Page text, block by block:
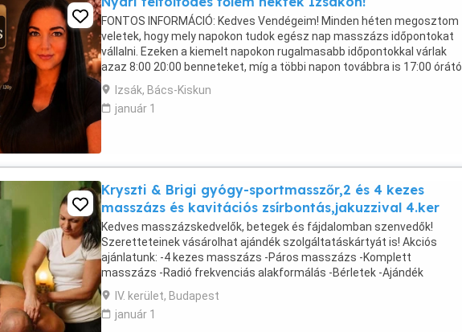
FONTOS INFORMÁCIÓ: Kedves Vendégeim! Minden héten megosztom
veletek, hogy mely napokon tudok egész nap masszázs időpontokat
vállalni. Ezeken a kiemelt napokon rugalmasabb időpontokkal várlak
azaz 8:00 20:00 benneteket, míg a többi napon továbbra is 17:00 órától
tudok vendégeket fogadni. Ha szeretnél ...
Izsák, Bács-Kiskun
január 1
Kryszti & Brigi gyógy-sportmasszőr,2 és 4 kezes
masszázs és kavitációs zsírbontás,jakuzzival 4.ker
Kedves masszázskedvelők, betegek és fájdalomban szenvedők!
Szeretteteinek vásárolhat ajándék szolgáltatáskártyát is! Akciós
ajánlatunk: -4 kezes masszázs -Páros masszázs -Komplett
masszázs -Radió frekvenciás alakformálás -Bérletek -Ajándék
masszázskártyák -Nyugdíjkedvezmények Mi kiemelt képzésben ...
IV. kerület, Budapest
január 1